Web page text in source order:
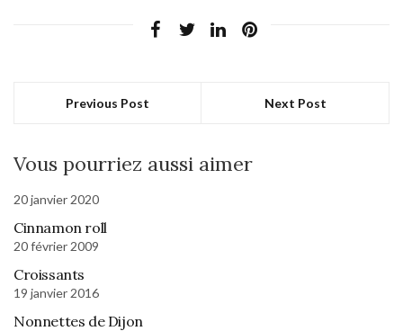
Previous Post Next Post
Vous pourriez aussi aimer
20 janvier 2020
Cinnamon roll
20 février 2009
Croissants
19 janvier 2016
Nonnettes de Dijon